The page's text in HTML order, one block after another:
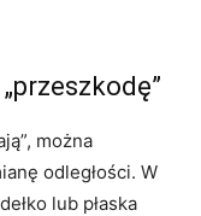
można
odległości. W
lub płaska